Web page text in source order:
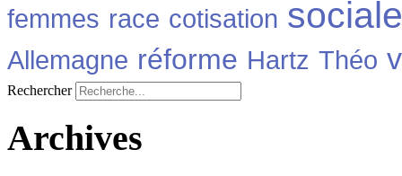
femmes race cotisation sociale
Allemagne réforme Hartz Théo
Rechercher
Archives